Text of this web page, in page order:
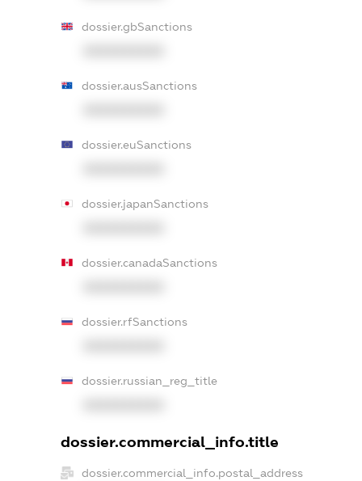
dossier.gbSanctions
dossier.ausSanctions
dossier.euSanctions
dossier.japanSanctions
dossier.canadaSanctions
dossier.rfSanctions
dossier.russian_reg_title
dossier.commercial_info.title
dossier.commercial_info.postal_address